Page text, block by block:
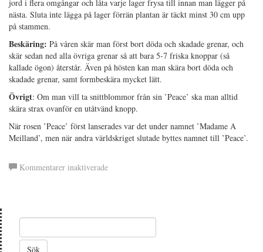
jord i flera omgångar och låta varje lager frysa till innan man lägger på
nästa. Sluta inte lägga på lager förrän plantan är täckt minst 30 cm upp
på stammen.
Beskäring: På våren skär man först bort döda och skadade grenar, och
skär sedan ned alla övriga grenar så att bara 5-7 friska knoppar (så
kallade ögon) återstår. Även på hösten kan man skära bort döda och
skadade grenar, samt formbeskära mycket lätt.
Övrigt: Om man vill ta snittblommor från sin ’Peace’ ska man alltid
skära strax ovanför en utåtvänd knopp.
När rosen ’Peace’ först lanserades var det under namnet ’Madame A
Meilland’, men när andra världskriget slutade byttes namnet till ’Peace’.
Kommentarer inaktiveradeför